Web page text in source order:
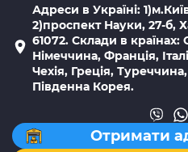
Адреси в Україні:
2)проспект Науки, 27-б,
61072. Склади в
Німеччина, Франція,
Чехія, Греція,
Південна Корея.
Отримати